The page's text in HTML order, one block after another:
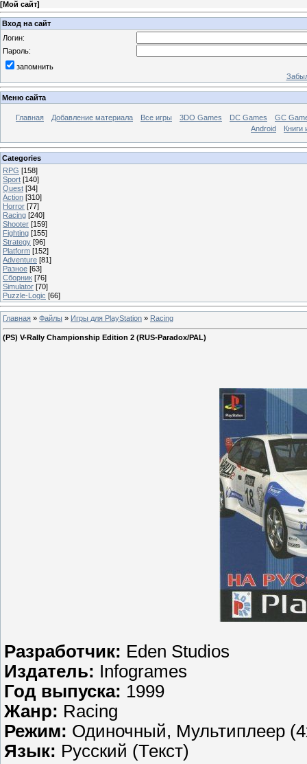
[Мой сайт]
Вход на сайт
Логин:
Пароль:
запомнить
Меню сайта
Главная Добавление материала Все игры 3DO Games DC Games
GC
Android
Книги
Categories
RPG [158]
Sport [140]
Quest [34]
Action [310]
Horror [77]
Racing [240]
Shooter [159]
Fighting [155]
Strategy [96]
Platform [152]
Adventure [81]
Разное [63]
Сборник [76]
Simulator [70]
Puzzle-Logic [66]
Главная » Файлы » Игры для PlayStation » Racing
(PS) V-Rally Championship Edition 2 (RUS-Paradox/PAL)
Разработчик: Eden Studios
Издатель: Infogrames
Год выпуска: 1999
Жанр: Racing
Режим: Одиночный, Мультиплеер
Язык: Русский (Текст)